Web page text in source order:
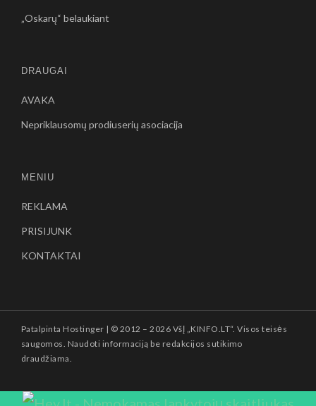
„Oskarų“ belaukiant
DRAUGAI
AVAKA
Nepriklausomų prodiuserių asociacija
MENIU
REKLAMA
PRISIJUNK
KONTAKTAI
Patalpinta Hostinger | © 2012 –2026 VšĮ „KINFO.LT“. Visos teisės
saugomos. Naudoti informaciją be redakcijos sutikimo
draudžiama.